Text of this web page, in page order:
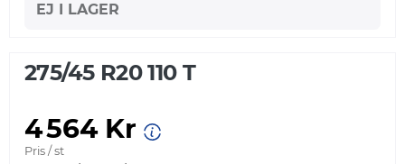
EJ I LAGER
275/45 R20 110 T
4 564 Kr
Pris / st